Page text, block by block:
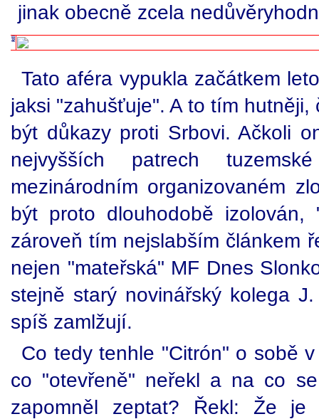
jinak obecně zcela
Tato aféra vypukla začátkem
jaksi "zahušťuje". A to tím
být důkazy proti Srbovi. Ačkoli
nejvyšších patrech
mezinárodním organizovaném
být proto dlouhodobě
zároveň tím nejslabším článkem
nejen "mateřská" MF Dnes
stejně starý novinářský kolega
spíš zamlžují.
Co tedy tenhle "Citrón" o sobě
co "otevřeně" neřekl a na co
zapomněl zeptat? Řekl: Že je